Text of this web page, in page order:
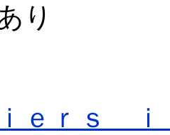
り
ｉｅｒｓ